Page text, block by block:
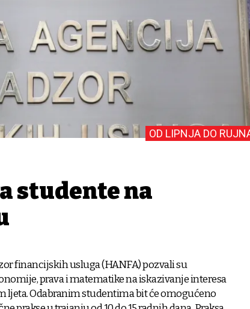
OD LIPNJA DO
studente na
financijskih usluga (HANFA) pozvali su
prava i matematike na iskazivanje interesa
ljeta. Odabranim studentima bit će omogućeno